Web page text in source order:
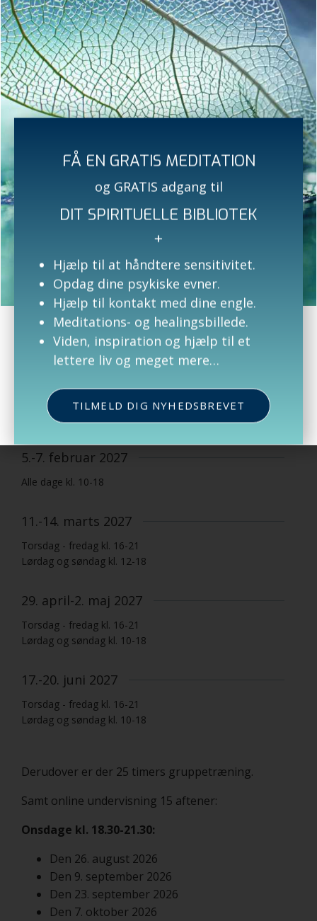
Healer modul 2026
Undervisningsdage
14.-16. august 2026
Fedag kl. 16-21
Lørdag og søndag kl. 12-18
29.-30. oktober 2026
Torsdag - fredag kl. 16-21
5.-6. december 2026
Lørdag og søndag kl. 12-18
10.-11. december 2026
Torsdag - fredag kl. 16-21
5.-7. februar 2027
Alle dage kl. 10-18
11.-14. marts 2027
Torsdag - fredag kl. 16-21
Lørdag og søndag kl. 12-18
29. april-2. maj 2027
Torsdag - fredag kl. 16-21
Lørdag og søndag kl. 10-18
17.-20. juni 2027
Torsdag - fredag kl. 16-21
Lørdag og søndag kl. 10-18
Derudover er der 25 timers gruppetræning.
Samt online undervisning 15 aftener:
Onsdage kl. 18.30-21.30:
Den 26. august 2026
Den 9. september 2026
Den 23. september 2026
Den 7. oktober 2026
FÅ EN GRATIS MEDITATION
og GRATIS adgang til
DIT SPIRITUELLE BIBLIOTEK
+
Hjælp til at håndtere sensitivitet.
Opdag dine psykiske evner.
Hjælp til kontakt med dine engle.
Meditations- og healingsbillede.
Viden, inspiration og hjælp til et
lettere liv og meget mere…
TILMELD DIG NYHEDSBREVET